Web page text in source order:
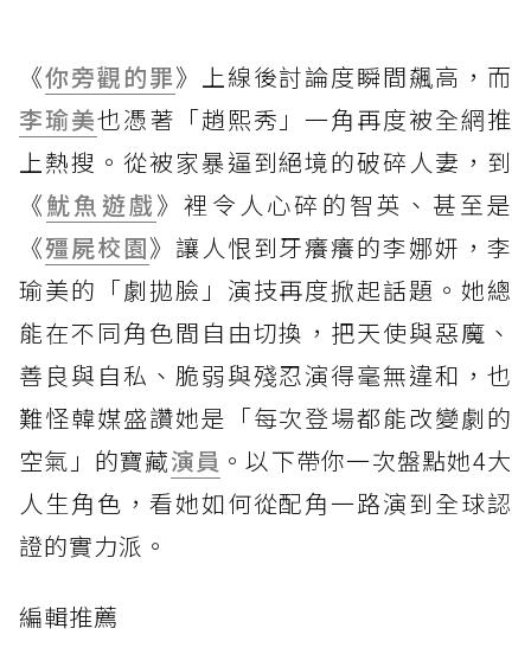
《你旁觀的罪》上線後討論度瞬間飆高，而
李瑜美也憑著「趙熙秀」一角再度被全網推
上熱搜。從被家暴逼到絕境的破碎人妻，到
《魷魚遊戲》裡令人心碎的智英、甚至是
《殭屍校園》讓人恨到牙癢癢的李娜妍，李
瑜美的「劇拋臉」演技再度掀起話題。她總
能在不同角色間自由切換，把天使與惡魔、
善良與自私、脆弱與殘忍演得毫無違和，也
難怪韓媒盛讚她是「每次登場都能改變劇的
空氣」的寶藏演員 。以下帶你一次盤點她4大
人生角色，看她如何從配角一路演到全球認
證的實力派。
編輯推薦